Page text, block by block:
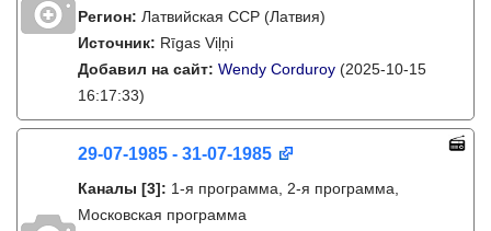
Регион: Латвийская ССР (Латвия)
Источник: Rīgas Viļņi
Добавил на сайт: Wendy Corduroy (2025-10-15
16:17:33)
29-07-1985 - 31-07-1985
Каналы [3]: 1-я программа, 2-я программа,
Московская программа